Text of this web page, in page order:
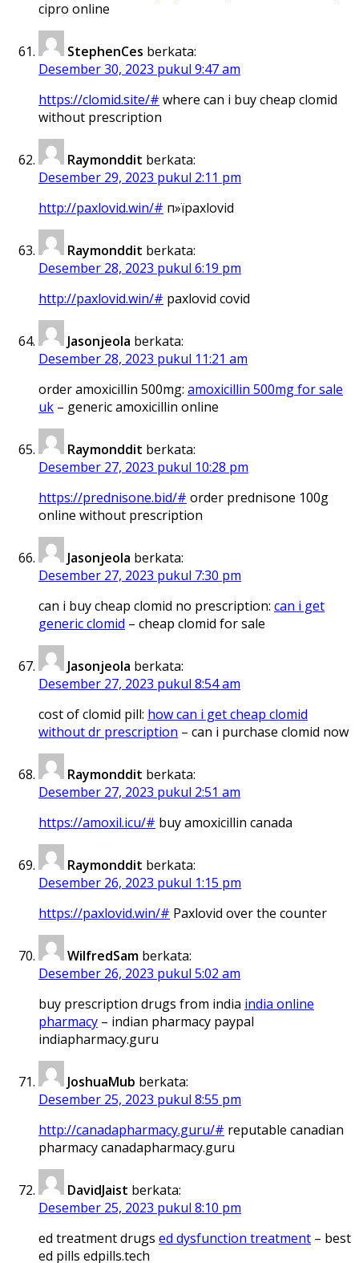
cipro online
StephenCes berkata:
Desember 30, 2023 pukul 9:47 am
https://clomid.site/# where can i buy cheap clomid
without prescription
Raymonddit berkata:
Desember 29, 2023 pukul 2:11 pm
http://paxlovid.win/# п»їpaxlovid
Raymonddit berkata:
Desember 28, 2023 pukul 6:19 pm
http://paxlovid.win/# paxlovid covid
Jasonjeola berkata:
Desember 28, 2023 pukul 11:21 am
order amoxicillin 500mg: amoxicillin 500mg for sale
uk – generic amoxicillin online
Raymonddit berkata:
Desember 27, 2023 pukul 10:28 pm
https://prednisone.bid/# order prednisone 100g
online without prescription
Jasonjeola berkata:
Desember 27, 2023 pukul 7:30 pm
can i buy cheap clomid no prescription: can i get
generic clomid – cheap clomid for sale
Jasonjeola berkata:
Desember 27, 2023 pukul 8:54 am
cost of clomid pill: how can i get cheap clomid
without dr prescription – can i purchase clomid now
Raymonddit berkata:
Desember 27, 2023 pukul 2:51 am
https://amoxil.icu/# buy amoxicillin canada
Raymonddit berkata:
Desember 26, 2023 pukul 1:15 pm
https://paxlovid.win/# Paxlovid over the counter
WilfredSam berkata:
Desember 26, 2023 pukul 5:02 am
buy prescription drugs from india india online
pharmacy – indian pharmacy paypal
indiapharmacy.guru
JoshuaMub berkata:
Desember 25, 2023 pukul 8:55 pm
http://canadapharmacy.guru/# reputable canadian
pharmacy canadapharmacy.guru
DavidJaist berkata:
Desember 25, 2023 pukul 8:10 pm
ed treatment drugs ed dysfunction treatment – best
ed pills edpills.tech